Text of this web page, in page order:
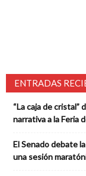
ENTRADAS
“La caja de cristal”
narrativa a la Feria
El Senado debate
una sesión